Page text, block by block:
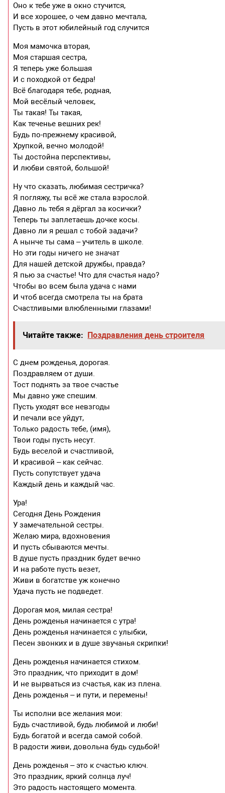
Оно к тебе уже в окно стучится,
И все хорошее, о чем давно мечтала,
Пусть в этот юбилейный год случится
Моя мамочка вторая,
Моя старшая сестра,
Я теперь уже большая
И с походкой от бедра!
Всё благодаря тебе, родная,
Мой весёлый человек,
Ты такая! Ты такая,
Как теченье вешних рек!
Будь по-прежнему красивой,
Хрупкой, вечно молодой!
Ты достойна перспективы,
И любви святой, большой!
Ну что сказать, любимая сестричка?
Я погляжу, ты всё же стала взрослой.
Давно ль тебя я дёргал за косички?
Теперь ты заплетаешь дочке косы.
Давно ли я решал с тобой задачи?
А нынче ты сама – учитель в школе.
Но эти годы ничего не значат
Для нашей детской дружбы, правда?
Я пью за счастье! Что для счастья надо?
Чтобы во всем была удача с нами
И чтоб всегда смотрела ты на брата
Счастливыми влюбленными глазами!
Читайте также: Поздравления день строителя
С днем рожденья, дорогая.
Поздравляем от души.
Тост поднять за твое счастье
Мы давно уже спешим.
Пусть уходят все невзгоды
И печали все уйдут,
Только радость тебе, (имя),
Твои годы пусть несут.
Будь веселой и счастливой,
И красивой – как сейчас.
Пусть сопутствует удача
Каждый день и каждый час.
Ура!
Сегодня День Рождения
У замечательной сестры.
Желаю мира, вдохновения
И пусть сбываются мечты.
В душе пусть праздник будет вечно
И на работе пусть везет,
Живи в богатстве уж конечно
Удача пусть не подведет.
Дорогая моя, милая сестра!
День рожденья начинается с утра!
День рожденья начинается с улыбки,
Песен звонких и в душе звучанья скрипки!
День рожденья начинается стихом.
Это праздник, что приходит в дом!
И не вырваться из счастья, как из плена.
День рожденья – и пути, и перемены!
Ты исполни все желания мои:
Будь счастливой, будь любимой и люби!
Будь богатой и всегда самой собой.
В радости живи, довольна будь судьбой!
День рожденья – это к счастью ключ.
Это праздник, яркий солнца луч!
Это радость настоящего момента.